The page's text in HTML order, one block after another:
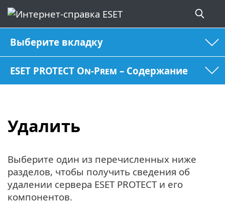
Выберите вкладку
ESET PROTECT On-Prem – Содержание
Удалить
Выберите один из перечисленных ниже
разделов, чтобы получить сведения об
удалении сервера ESET PROTECT и его
компонентов.